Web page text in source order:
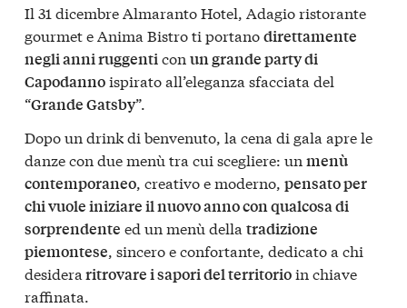
Il 31 dicembre Almaranto Hotel, Adagio ristorante
gourmet e Anima Bistro ti portanodirettamente
negli anni ruggenticon un grande party di
Capodannoispirato all’eleganza sfacciata del
“Grande Gatsby”.
Dopo un drink di benvenuto, la cena di gala apre le
danze con due menù tra cui scegliere: un menù
contemporaneo, creativo e moderno, pensato per
chi vuole iniziare il nuovo anno con qualcosa di
sorprendente ed un menù della tradizione
piemontese, sincero e confortante, dedicato a chi
desidera ritrovare i sapori del territorioin chiave
raffinata.